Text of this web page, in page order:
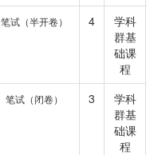
笔试（半开卷） 4
学科
群基
础课
程
笔试（闭卷） 3
学科
群基
础课
程